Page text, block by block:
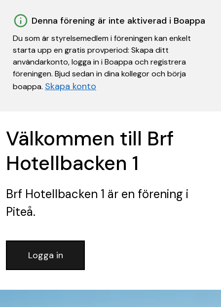
Denna förening är inte aktiverad i Boappa
Du som är styrelsemedlem i föreningen kan enkelt
starta upp en gratis provperiod: Skapa ditt
användarkonto, logga in i Boappa och registrera
föreningen. Bjud sedan in dina kollegor och börja
boappa. Skapa konto
Välkommen till Brf
Hotellbacken 1
Brf Hotellbacken 1 är en förening i
Piteå.
Logga in